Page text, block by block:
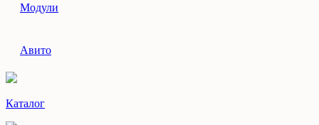
Модули
Авито
Каталог